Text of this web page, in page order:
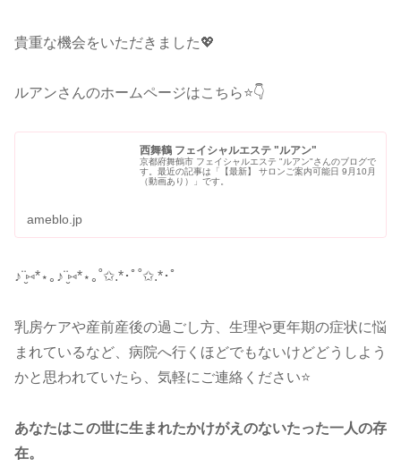
貴重な機会をいただきました💖
ルアンさんのホームページはこちら⭐👇
西舞鶴 フェイシャルエステ "ルアン"
京都府舞鶴市 フェイシャルエステ "ルアン"さんのブログで
す。最近の記事は「【最新】 サロンご案内可能日 9月10月
（動画あり）」です。
ameblo.jp
♪¨̮⑅*⋆｡♪¨̮⑅*⋆｡˚✩.*･ﾟ˚✩.*･ﾟ
乳房ケアや産前産後の過ごし方、生理や更年期の症状に悩
まれているなど、病院へ行くほどでもないけどどうしよう
かと思われていたら、気軽にご連絡ください⭐
あなたはこの世に生まれたかけがえのないたった一人の存
在。